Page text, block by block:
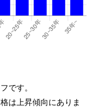
です。
は上昇傾向にありま